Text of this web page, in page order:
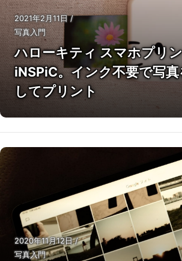
2021年2月11日/
写真入門
ハローキティ スマホプリ
iNSPiC。インク不要で写
してプリント
2020年11月12日/
写真入門